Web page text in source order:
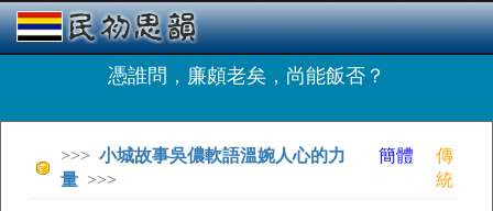
憑誰問，廉頗老矣，尚能飯否？
>>> 小城故事吳儂軟語溫婉人心的力
量 >>>
簡體
傳
統